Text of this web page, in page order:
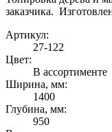
заказчика.
Артикул:
27-122
Цвет:
В ассортименте
Ширина, мм:
1400
Глубина, мм:
950